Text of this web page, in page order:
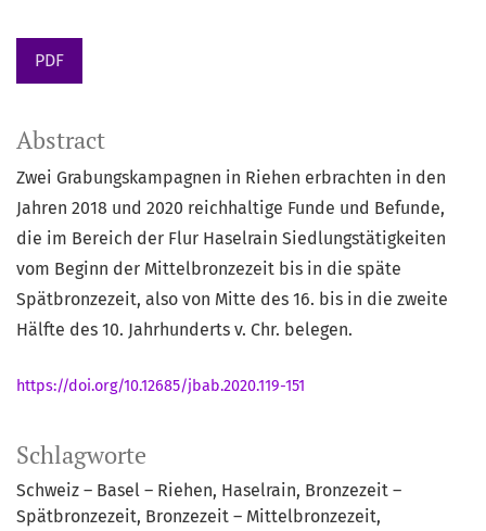
PDF
Schlagworte
Schweiz – Basel – Riehen, Haselrain Bronzezeit –
Spätbronzezeit Bronzezeit – Mittelbronzezeit
Abstract
Zwei Grabungskampagnen in Riehen erbrachten in den
Jahren 2018 und 2020 reichhaltige Funde und Befunde,
die im Bereich der Flur Haselrain Siedlungstätigkeiten
vom Beginn der Mittelbronzezeit bis in die späte
Spätbronzezeit, also von Mitte des 16. bis in die zweite
Hälfte des 10. Jahrhunderts v. Chr. belegen.
https://doi.org/10.12685/jbab.2020.119-151